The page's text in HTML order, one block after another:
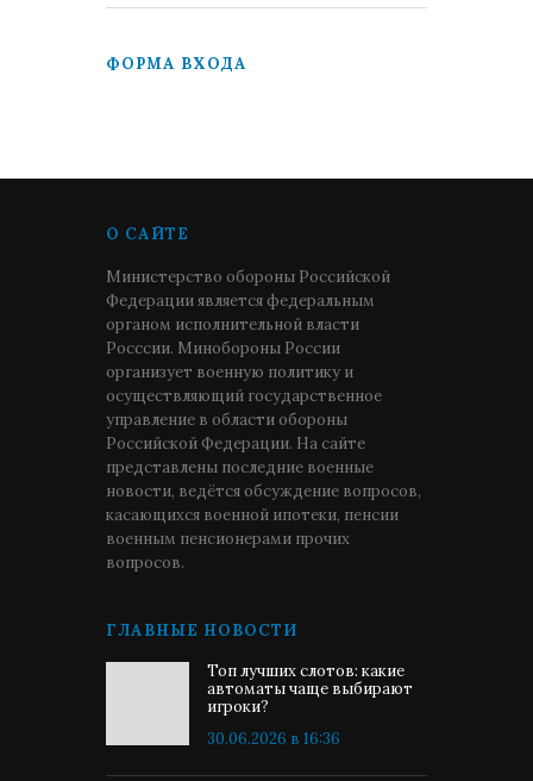
ФОРМА ВХОДА
О САЙТЕ
Министерство обороны Российской
Федерации является федеральным
органом исполнительной власти
Росссии. Минобороны России
организует военную политику и
осуществляющий государственное
управление в области обороны
Российской Федерации. На сайте
представлены последние военные
новости, ведётся обсуждение вопросов,
касающихся военной ипотеки, пенсии
военным пенсионерами прочих
вопросов.
ГЛАВНЫЕ НОВОСТИ
Топ лучших слотов: какие
автоматы чаще выбирают
игроки?
30.06.2026 в 16:36